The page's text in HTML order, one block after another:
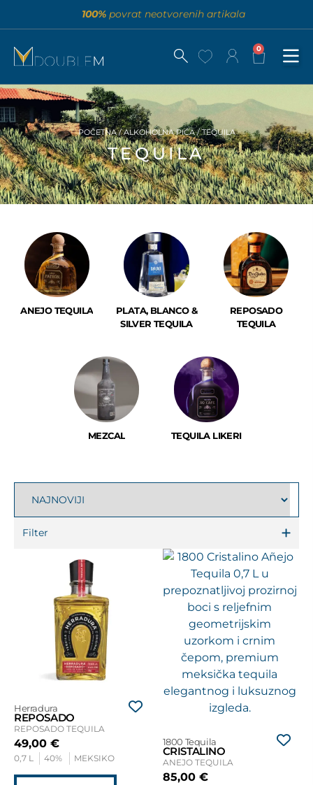
100% povrat neotvorenih artikala
0
POČETNA/ALKOHOLNA PIĆA/ TEQUILA
TEQUILA
ANEJO TEQUILA
PLATA, BLANCO &
SILVER TEQUILA
REPOSADO
TEQUILA
MEZCAL TEQUILA LIKERI
Filter
Herradura
REPOSADO
REPOSADO TEQUILA
49,00 €
0,7 L 40% MEKSIKO
1800 Tequila
CRISTALINO
ANEJO TEQUILA
85,00 €